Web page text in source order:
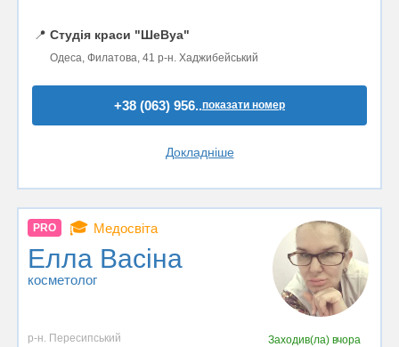
📍 Студія краси "ШеВуа"
Одеса, Филатова, 41 р-н. Хаджибейський
+38 (063) 956..показати номер
Докладніше
PRO 🎓 Медосвіта
Елла Васiна
косметолог
р-н. Пересипський Заходив(ла) вчора